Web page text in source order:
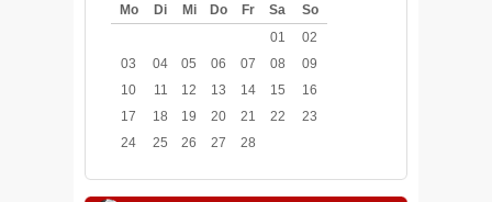
Mo Di Mi Do Fr Sa
So
01
02
03
04 05 06 07 08
09
10
11 12 13 14 15
16
17
18 19 20 21 22
23
24
25 26 27 28